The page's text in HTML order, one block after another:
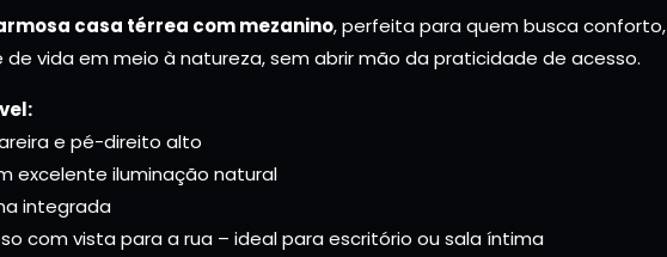
casa térrea com mezanino, perfeita para quem busca conforto,
vida em meio à natureza, sem abrir mão da praticidade de acesso.
e pé-direito alto
excelente iluminação natural
integrada
com vista para a rua – ideal para escritório ou sala íntima